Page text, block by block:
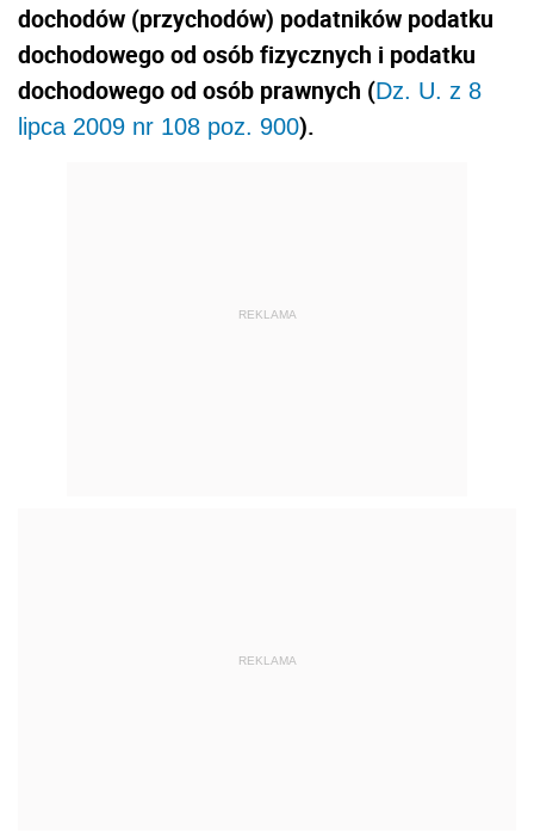
dochodów (przychodów) podatników podatku
dochodowego od osób fizycznych i podatku
dochodowego od osób prawnych (Dz. U. z 8
lipca 2009 nr 108 poz. 900).
REKLAMA
REKLAMA